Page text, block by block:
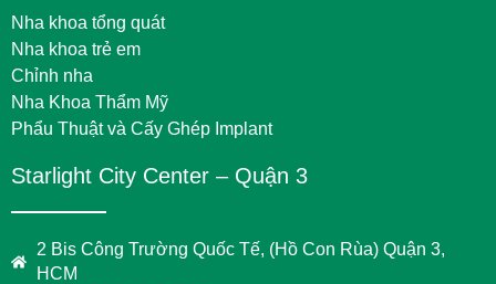
Nha khoa tổng quát
Nha khoa trẻ em
Chỉnh nha
Nha Khoa Thẩm Mỹ
Phẩu Thuật và Cấy Ghép Implant
Starlight City Center – Quận 3
2 Bis Công Trường Quốc Tế, (Hồ Con Rùa) Quận 3,
HCM